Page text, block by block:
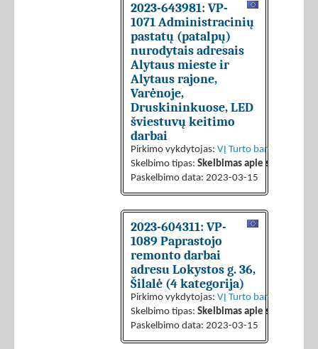
2023-643981: VP-
1071 Administracinių
pastatų (patalpų)
nurodytais adresais
Alytaus mieste ir
Alytaus rajone,
Varėnoje,
Druskininkuose, LED
šviestuvų keitimo
darbai
Pirkimo vykdytojas: VĮ Turto bankas
Skelbimo tipas: Skelbimas apie sutarties
Paskelbimo data: 2023-03-15
2023-604311: VP-
1089 Paprastojo
remonto darbai
adresu Lokystos g. 36,
Šilalė (4 kategorija)
Pirkimo vykdytojas: VĮ Turto bankas
Skelbimo tipas: Skelbimas apie sutarties
Paskelbimo data: 2023-03-15